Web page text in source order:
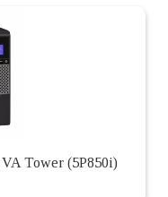
Tower (5P850i)